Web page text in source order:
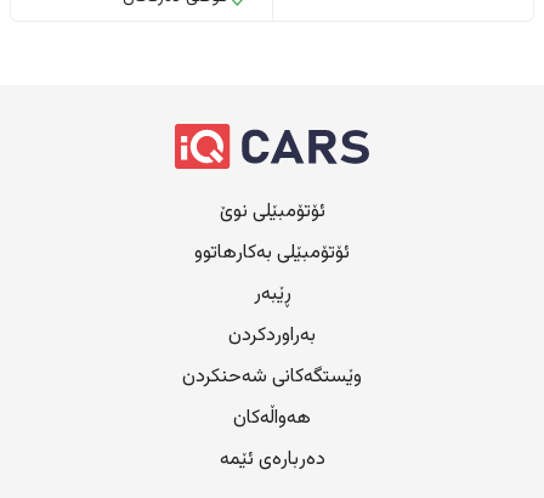
ئۆتۆمبێلی نوێ
ئۆتۆمبێلی بەکارهاتوو
ڕێبەر
بەراوردکردن
وێستگەکانی شەحنکردن
هەواڵەکان
دەربارەی ئێمە